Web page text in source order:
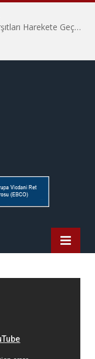
Hiroşima’nın 81. Yılında İtalyan Savaş Karşıtları Harekete Geçti: “Hatırlamak yeterli değil”